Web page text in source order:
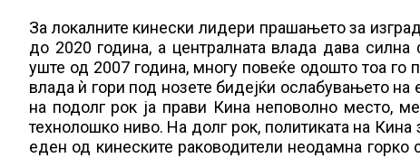
За локалните кинески лидери прашањето за
до 2020 година, а централната влада дава силна
уште од 2007 година, многу повеќе одошто тоа го
влада ѝ гори под нозете бидејќи ослабувањето
на подолг рок ја прави Кина неповолно место,
технолошко ниво. На долг рок, политиката на
еден од кинеските раководители неодамна